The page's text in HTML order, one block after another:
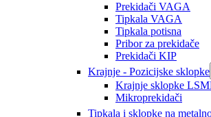
Prekidači VAGA
Tipkala VAGA
Tipkala potisna
Pribor za prekidače
Prekidači KIP
Krajnje - Pozicijske sklopke
Krajnje sklopke
Mikroprekidači
Tipkala i sklopke na